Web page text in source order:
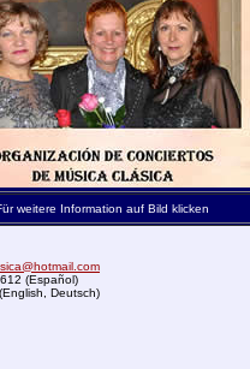
weitere Information auf Bild klicken
(Español)
Deutsch)